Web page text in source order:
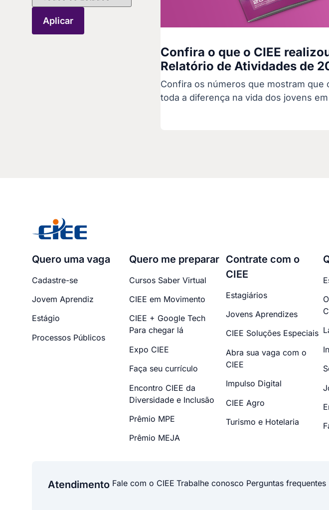
Confira o que o CIEE
Relatório de Atividades de
Confira os números que mostram que
toda a diferença na vida dos jovens
Quero uma vaga
Cadastre-se
Jovem Aprendiz
Estágio
Processos Públicos
Quero me preparar
Cursos Saber Virtual
CIEE em Movimento
CIEE + Google Tech
Para chegar lá
Expo CIEE
Faça seu currículo
Encontro CIEE da
Diversidade e Inclusão
Prêmio MPE
Prêmio MEJA
Contrate com o
CIEE
Estagiários
Jovens Aprendizes
CIEE Soluções Especiais
Abra sua vaga com o
CIEE
Impulso Digital
CIEE Agro
Turismo e Hotelaria
Atendimento Fale com o CIEE Trabalhe conosco Perguntas frequentes